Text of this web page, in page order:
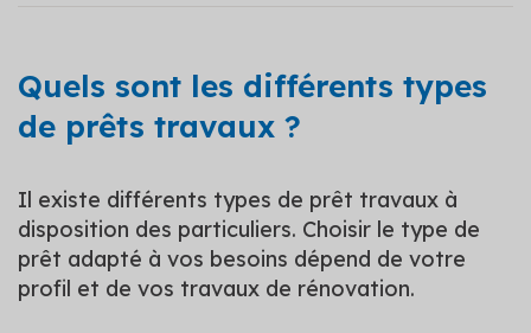
Quels sont les différents types
de prêts travaux ?
Il existe différents types de prêt travaux à
disposition des particuliers. Choisir le type de
prêt adapté à vos besoins dépend de votre
profil et de vos travaux de rénovation.